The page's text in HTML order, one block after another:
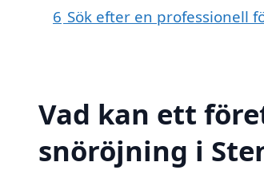
6 Sök efter en professionell
Vad kan ett
snöröjning i